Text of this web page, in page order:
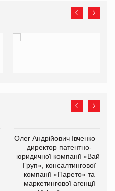
Олег Андрійович Івченко —
директор патентно-
юридичної компанії «Вайз
Груп», консалтингової
компанії «Парето» та
маркетингової агенції